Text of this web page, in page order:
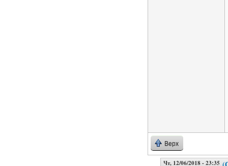
Верх
Чт, 12/06/2018 - 23:35